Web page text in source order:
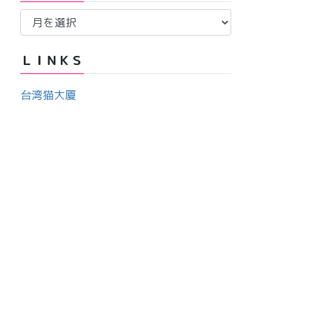
ー
ア
イ
ブ
ＬＩＮＫＳ
台湾猫大厦